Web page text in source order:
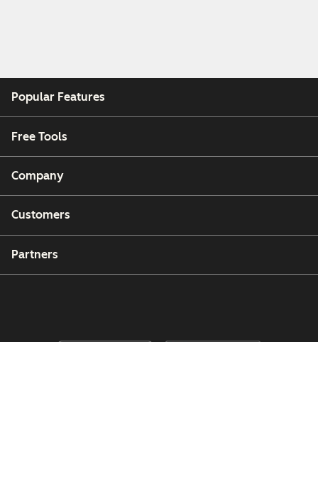
Popular Features
Free Tools
Company
Customers
Partners